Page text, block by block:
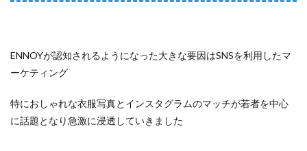
ENNOYが認知されるようになった大きな要因はSNSを利用したマ
ーケティング
特におしゃれな衣服写真とインスタグラムのマッチが若者を中心
に話題となり急激に浸透していきました